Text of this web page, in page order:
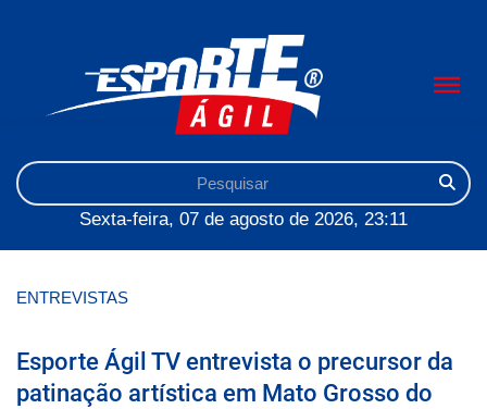
Sexta-feira, 07 de agosto de 2026, 23:11
ENTREVISTAS
Esporte Ágil TV entrevista o precursor da
patinação artística em Mato Grosso do